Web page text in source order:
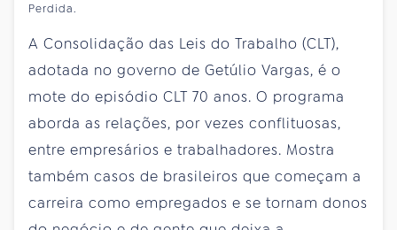
Perdida.
A Consolidação das Leis do Trabalho (CLT),
adotada no governo de Getúlio Vargas, é o
mote do episódio CLT 70 anos. O programa
aborda as relações, por vezes conflituosas,
entre empresários e trabalhadores. Mostra
também casos de brasileiros que começam a
carreira como empregados e se tornam donos